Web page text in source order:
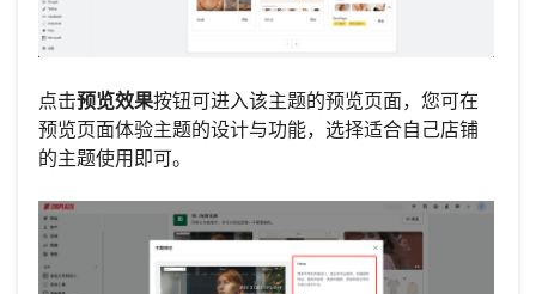
点击预览效果按钮可进入该主题的预览页面，您可在
预览页面体验主题的设计与功能，选择适合自己店铺
的主题使用即可。